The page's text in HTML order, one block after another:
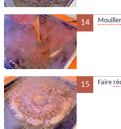
14 Mouiller
15 Faire